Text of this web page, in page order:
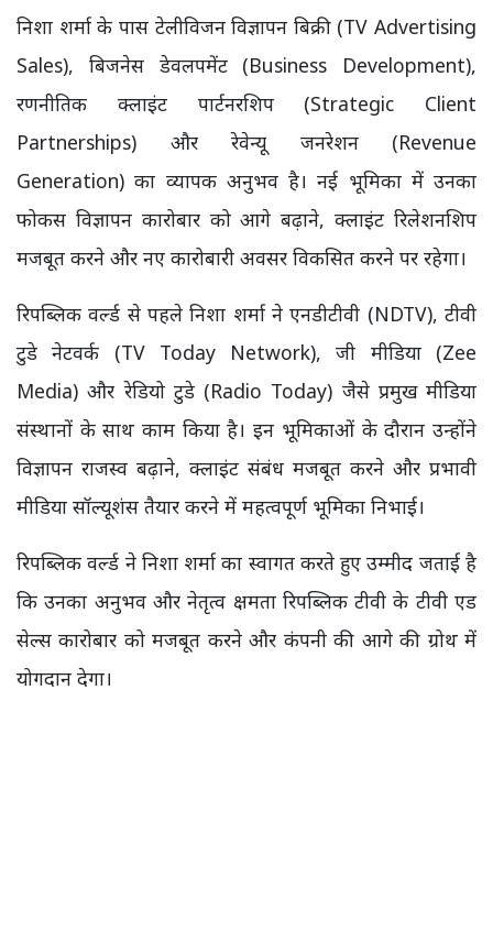
निशा शर्मा के पास टेलीविजन विज्ञापन बिक्री (TV Advertising
Sales), बिजनेस डेवलपमेंट (Business Development),
रणनीतिक क्लाइंट पार्टनरशिप (Strategic Client
Partnerships) और रेवेन्यू जनरेशन (Revenue
Generation) का व्यापक अनुभव है। नई भूमिका में उनका
फोकस विज्ञापन कारोबार को आगे बढ़ाने, क्लाइंट रिलेशनशिप
मजबूत करने और नए कारोबारी अवसर विकसित करने पर रहेगा।
रिपब्लिक वर्ल्ड से पहले निशा शर्मा ने एनडीटीवी (NDTV), टीवी
टुडे नेटवर्क (TV Today Network), जी मीडिया (Zee
Media) और रेडियो टुडे (Radio Today) जैसे प्रमुख मीडिया
संस्थानों के साथ काम किया है। इन भूमिकाओं के दौरान उन्होंने
विज्ञापन राजस्व बढ़ाने, क्लाइंट संबंध मजबूत करने और प्रभावी
मीडिया सॉल्यूशंस तैयार करने में महत्वपूर्ण भूमिका निभाई।
रिपब्लिक वर्ल्ड ने निशा शर्मा का स्वागत करते हुए उम्मीद जताई है
कि उनका अनुभव और नेतृत्व क्षमता रिपब्लिक टीवी के टीवी एड
सेल्स कारोबार को मजबूत करने और कंपनी की आगे की ग्रोथ में
योगदान देगा।